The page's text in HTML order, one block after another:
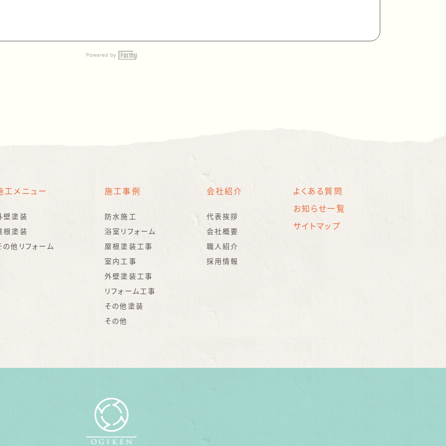
工メニュー
壁塗装
根塗装
の他リフォーム
施工事例
防水施工
浴室リフォーム
屋根塗装工事
室内工事
外壁塗装工事
リフォーム工事
その他塗装
その他
会社紹介
代表挨拶
会社概要
職人紹介
採用情報
よくある質問
お知らせ一覧
サイトマップ